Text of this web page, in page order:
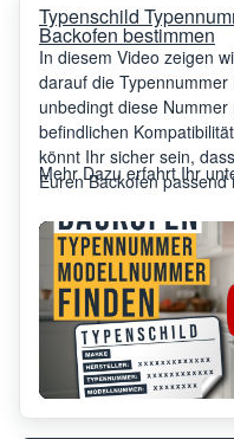
Typenschild
Backofen bestimmen
In diesem Video zeigen
darauf die
unbedingt diese
befindlichen
könnt Ihr sicher sein,
Euren Backofen passend
Mehr Dazu erfahrt Ihr